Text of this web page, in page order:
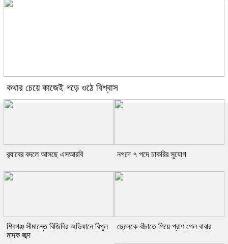
কথার চেয়ে কাজেই গড়ে ওঠে বিশ্বাস
র‍্যাবের বদলে আসছে এসআরবি নগদে ৭ পদে চাকরির সুযোগ
শিবগঞ্জ সীমান্তে বিজিবির অভিযানে বিপুল
মাদক জব্দ
ছেলেকে বাঁচাতে গিয়ে প্রাণ গেল বাবার